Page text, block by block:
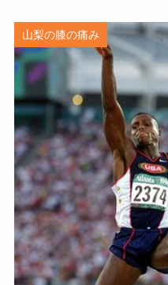
山梨の膝の痛み